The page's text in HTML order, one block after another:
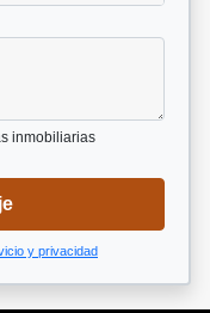
inmobiliarias
y privacidad